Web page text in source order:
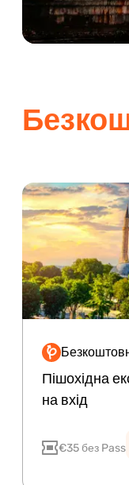
Пішохідна
на вхід
€35 без Pass